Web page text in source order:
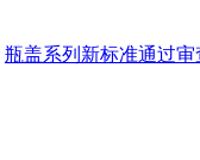
瓶盖系列新标准通过审